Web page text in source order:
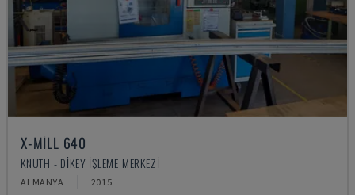
X-MILL 640
KNUTH - DIKEY İŞLEME MERKEZI
ALMANYA 2015